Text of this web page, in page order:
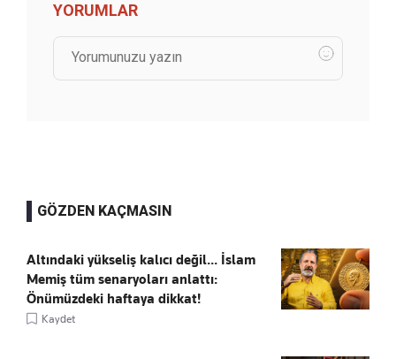
YORUMLAR
GÖZDEN KAÇMASIN
Altındaki yükseliş kalıcı değil... İslam
Memiş tüm senaryoları anlattı:
Önümüzdeki haftaya dikkat!
Kaydet